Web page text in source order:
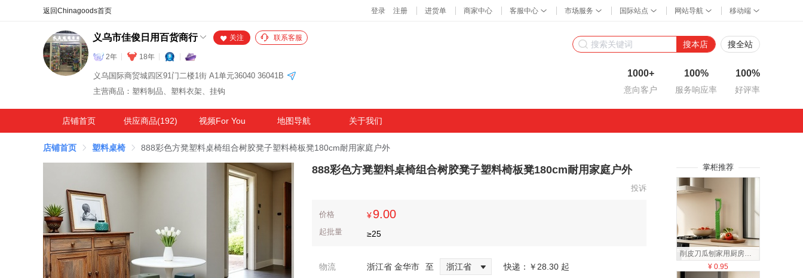
义乌市佳俊日用百货商行
2年 18年
关注 联系客服
义乌国际商贸城四区91门二楼1街 A1单元36040 36041B
主营商品：塑料制品、塑料衣架、挂钩
搜本店 搜全站
1000+
意向客户
100%
服务响应率
100%
好评率
店铺首页 供应商品(192) 视频For You 地图导航 关于我们
店铺首页 塑料桌椅 888彩色方凳塑料桌椅组合树胶凳子塑料椅板凳180cm耐用家庭户外
888彩色方凳塑料桌椅组合树胶凳子塑料椅板凳180cm耐用家庭户外
投诉
价格
起批量
¥9.00
≥25
物流 浙江省 金华市 至 浙江省 快递： ￥28.30 起
掌柜推荐
削皮刀瓜刨家用厨房水果蔬菜刨刀多色可选陶瓷刨瓜果多功能北欧
¥ 0.95